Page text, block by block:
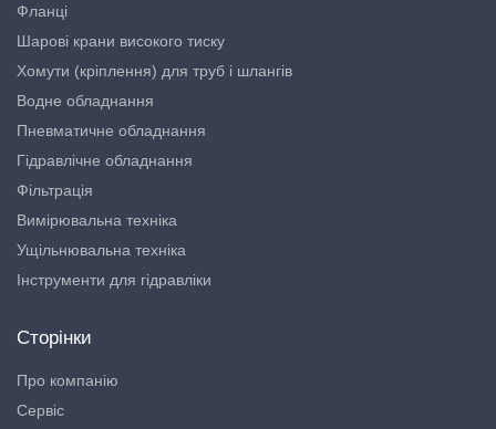
Фланці
Шарові крани високого тиску
Хомути (кріплення) для труб і шлангів
Водне обладнання
Пневматичне обладнання
Гідравлічне обладнання
Фільтрація
Вимірювальна техніка
Ущільнювальна техніка
Інструменти для гідравліки
Сторінки
Про компанію
Сервіс